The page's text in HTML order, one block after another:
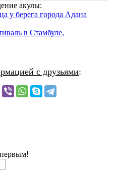
акулы:
у берега города Адана
в Стамбуле,
с друзьями: